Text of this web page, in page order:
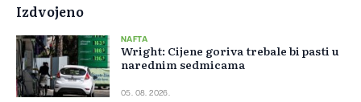
Izdvojeno
NAFTA
Wright: Cijene goriva trebale bi pasti u
narednim sedmicama
05. 08. 2026.